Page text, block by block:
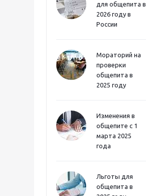
для общепита в
2026 году в
России
Мораторий на
проверки
общепита в
2025 году
Изменения в
общепите с 1
марта 2025
года
Льготы для
общепита в